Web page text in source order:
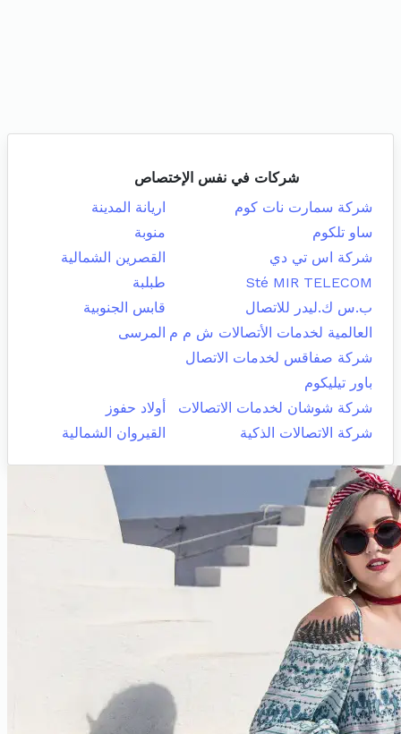
شركات في نفس الإختصاص
شركة سمارت نات كوم
اريانة المدينة
ساو تلكوم
منوبة
شركة اس تي دي
القصرين الشمالية
Sté MIR TELECOM
طبلبة
ب.س ك.ليدر للاتصال
قابس الجنوبية
العالمية لخدمات الأتصالات ش م م المرسى
شركة صفاقس لخدمات الاتصال
باور تيليكوم
شركة شوشان لخدمات الاتصالات
أولاد حفوز
شركة الاتصالات الذكية
القيروان الشمالية